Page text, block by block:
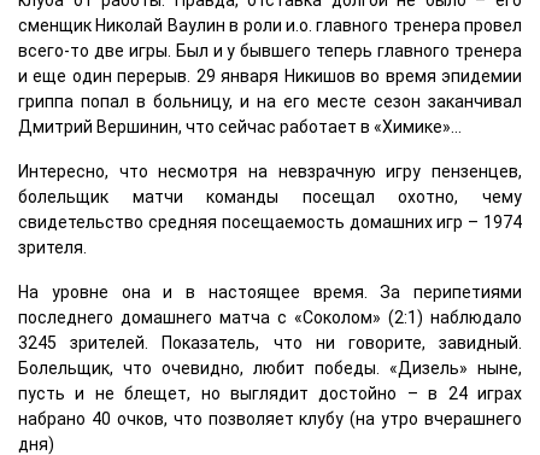
сменщик Николай Ваулин в роли и.о. главного тренера провел
всего-то две игры. Был и у бывшего теперь главного тренера
и еще один перерыв. 29 января Никишов во время эпидемии
гриппа попал в больницу, и на его месте сезон заканчивал
Дмитрий Вершинин, что сейчас работает в «Химике»…
Интересно, что несмотря на невзрачную игру пензенцев,
болельщик матчи команды посещал охотно, чему
свидетельство средняя посещаемость домашних игр – 1974
зрителя.
На уровне она и в настоящее время. За перипетиями
последнего домашнего матча с «Соколом» (2:1) наблюдало
3245 зрителей. Показатель, что ни говорите, завидный.
Болельщик, что очевидно, любит победы. «Дизель» ныне,
пусть и не блещет, но выглядит достойно – в 24 играх
набрано 40 очков, что позволяет клубу (на утро вчерашнего
дня)